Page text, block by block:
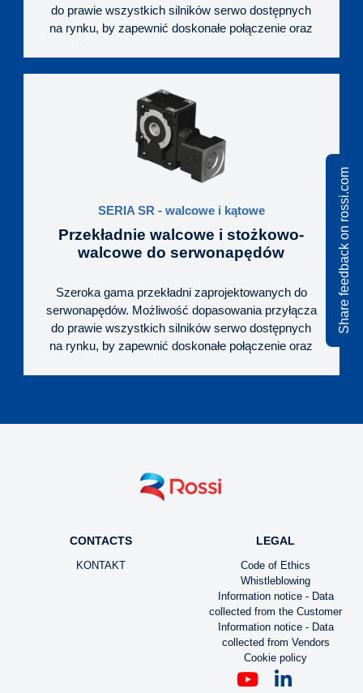
do prawie wszystkich silników serwo dostępnych
na rynku, by zapewnić doskonałe połączenie oraz
najwyższą sztywność skrętną i jak najmniejszy luz
Wysoka kompaktowość wykonania. Szeroki zakres
wielkości mechanicznych, przełożeń i opcji
wykonania, dający duże możliwości dopasowania
do wymogów maszyny.
SERIA SR - walcowe i kątowe
Przekładnie walcowe i stożkowo-
walcowe do serwonapędów
Szeroka gama przekładni zaprojektowanych do
serwonapędów. Możliwość dopasowania przyłącza
do prawie wszystkich silników serwo dostępnych
na rynku, by zapewnić doskonałe połączenie oraz
najwyższą sztywność skrętną i jak najmniejszy luz
do wymogów maszyny.
CONTACTS
KONTAKT
LEGAL
Code of Ethics
Whistleblowing
Information notice - Data
collected from the Customer
Information notice - Data
collected from Vendors
Cookie policy
Share feedback on rossi.com